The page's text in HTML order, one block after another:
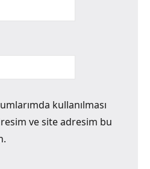
kullanılması
ve site adresim bu